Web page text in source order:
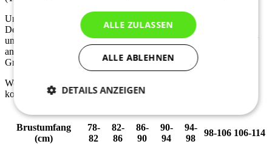
Um Deine richtige Größe für Oberteile zu bestimmen, misst Du
Deinen Brustumfang, indem Du das Maßband um die Brust und
unter die Achseln führst. Das Maßband sollte eng, aber nicht straff
anliegen. Wenn sich der angegebene Wert an der Grenze zweier
Größen befindet, wähle lieber die größere Größe.
Wenn Du Dir bei der Wahl der richtigen Größe nicht sicher bist,
kontaktiere uns, wir helfen Dir gern.
Brustumfang
(cm)
78-
82
82-
86
86-
90
90-
94
94-
98
98-106 106-114
ALLE ZULASSEN
ALLE ABLEHNEN
DETAILS ANZEIGEN
Notwendig Statistiken Marketing